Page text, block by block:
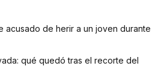
acusado de herir a un joven durante
qué quedó tras el recorte del